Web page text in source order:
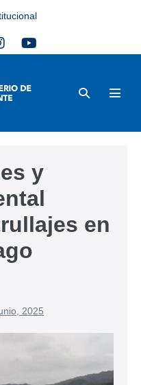
y
en
2025